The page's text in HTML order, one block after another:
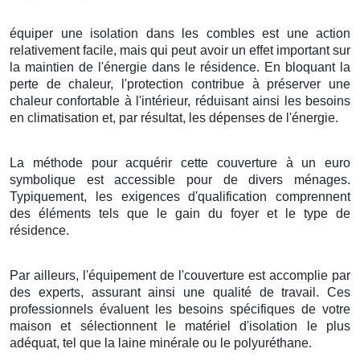
équiper une isolation dans les comblesest une action
relativementfacile, mais qui peut avoir un effet importantsur
la maintien de l'énergie dans le résidence. En bloquantla
perte dechaleur, l'protection contribue à préserver une
chaleur confortable à l'intérieur, réduisantainsi les besoins
en climatisation et, par résultat, les dépenses de l'énergie.
La méthodepouracquérir cette couvertureà un
euro
symbolique estaccessible pour dedivers ménages.
Typiquement, les exigencesd'qualification comprennent
des éléments tels que le gain du foyer et le type de
résidence.
Par ailleurs, l'équipementde l'couverture est accomplie par
des experts, assurant ainsi une qualitédetravail . Ces
professionnels évaluent les besoins spécifiques de votre
maison et sélectionnentle matériel d'isolation le plus
adéquat, tel que la laine minérale ou le polyuréthane.